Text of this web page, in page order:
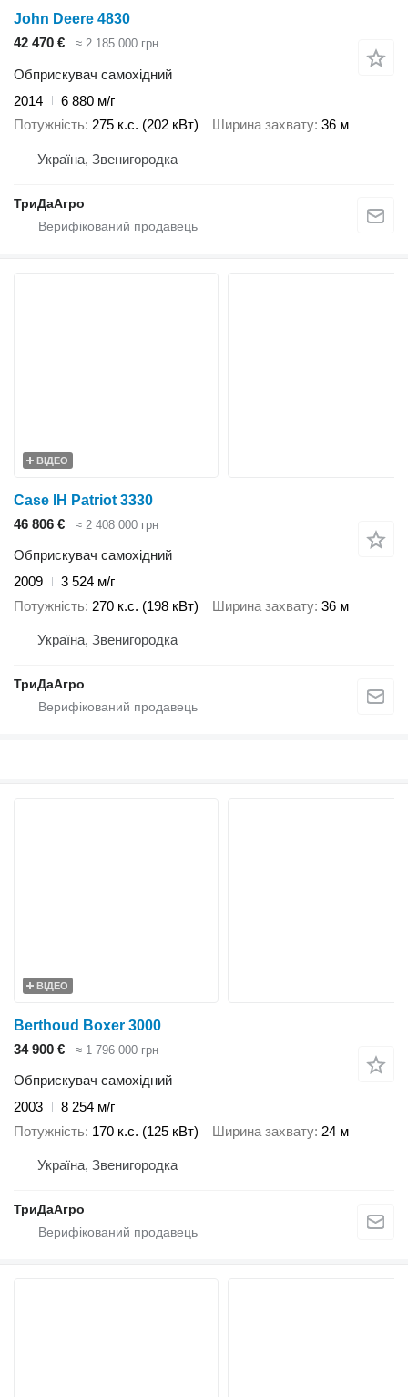
John Deere 4830
42 470 €
≈ 2 185 000 грн
Обприскувач самохідний
2014
6 880 м/г
Потужність 275 к.с. (202 кВт) Ширина захвату 36 м
Україна, Звенигородка
ТриДаАгро
ВІДЕО
Case IH Patriot 3330
46 806 €
≈ 2 408 000 грн
Обприскувач самохідний
2009
3 524 м/г
Потужність 270 к.с. (198 кВт) Ширина захвату 36 м
Україна, Звенигородка
ТриДаАгро
ВІДЕО
Berthoud Boxer 3000
34 900 €
≈ 1 796 000 грн
Обприскувач самохідний
2003
8 254 м/г
Потужність 170 к.с. (125 кВт) Ширина захвату 24 м
Україна, Звенигородка
ТриДаАгро